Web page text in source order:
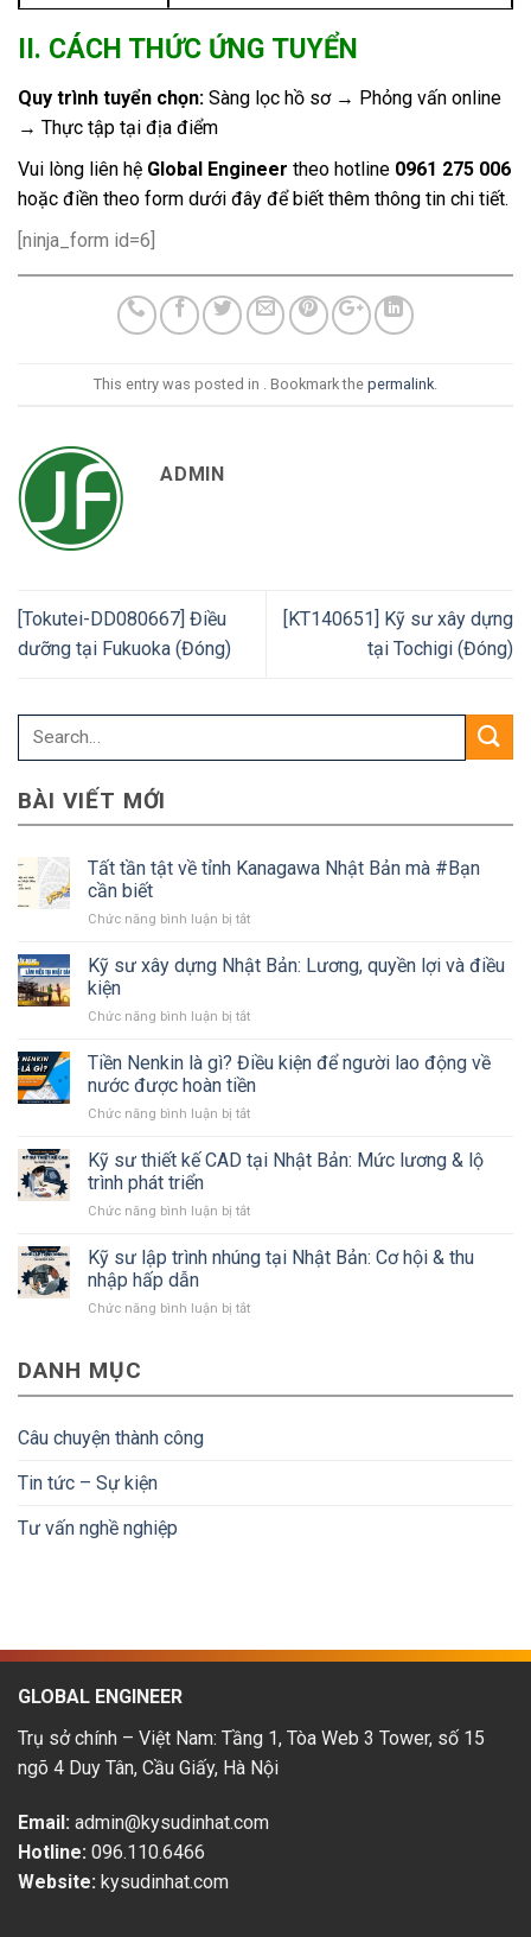
II. CÁCH THỨC ỨNG TUYỂN
Quy trình tuyển chọn: Sàng lọc hồ sơ → Phỏng vấn online
→ Thực tập tại địa điểm
Vui lòng liên hệ Global Engineer theo hotline 0961 275 006
hoặc điền theo form dưới đây để biết thêm thông tin chi tiết.
[ninja_form id=6]
This entry was posted in . Bookmark the permalink
ADMIN
[Tokutei-DD080667] Điều
dưỡng tại Fukuoka (Đóng)
[KT140651] Kỹ sư xây dựng
tại Tochigi (Đóng)
BÀI VIẾT MỚI
Tất tần tật về tỉnh Kanagawa Nhật Bản mà #Bạn
cần biết
Chức năng bình luận bị tắtở
tần
tật
tỉnh
Nhật
Bản
#Bạn
biết
Kỹ sư xây dựng Nhật Bản: Lương, quyền lợi và điều
kiện
Chức năng bình luận bị tắtở
sư
xây
dựng
Nhật
Lương,
và
kiện
Tiền Nenkin là gì? Điều kiện để người lao động về
nước được hoàn tiền
Chức năng bình luận bị tắtở
Nenkin
là
Điều
để
động
hoàn
Kỹ sư thiết kế CAD tại Nhật Bản: Mức lương & lộ
trình phát triển
Chức năng bình luận bị tắtở
sư
thiết
CAD
Mức
Kỹ sư lập trình nhúng tại Nhật Bản: Cơ hội & thu
nhập hấp dẫn
Chức năng bình luận bị tắtở
DANH MỤC
Câu chuyện thành công
Tin tức – Sự kiện
Tư vấn nghề nghiệp
GLOBAL ENGINEER
Trụ sở chính – Việt Nam: Tầng 1, Tòa Web 3 Tower, số 15
ngõ 4 Duy Tân, Cầu Giấy, Hà Nội
Email: admin@kysudinhat.com
Hotline: 096.110.6466
Website: kysudinhat.com